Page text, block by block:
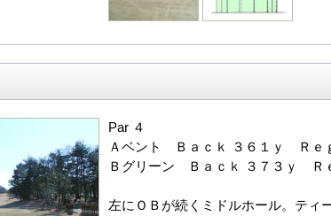
Par ４
Ａベント Ｂａｃｋ ３６１ｙ Ｒｅ
Ｂグリーン Ｂａｃｋ ３７３ｙ Ｒ
左にＯＢが続くミドルホール。ティ